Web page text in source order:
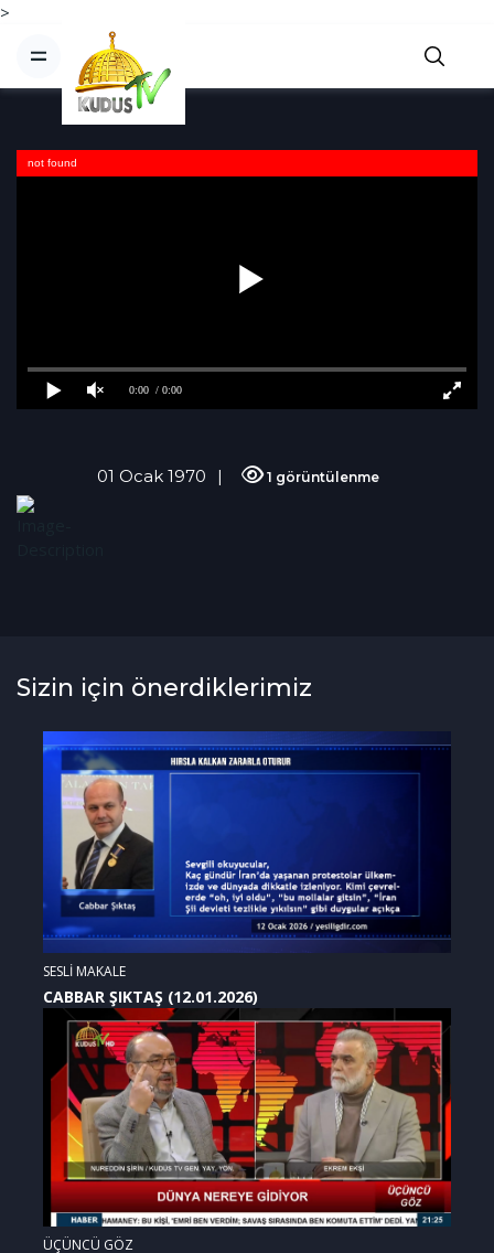
>
0:00 / 0:00
not found
01 Ocak 1970 1 görüntülenme
Sizin için önerdiklerimiz
SESLİ MAKALE
CABBAR ŞIKTAŞ (12.01.2026)
ÜÇÜNCÜ GÖZ